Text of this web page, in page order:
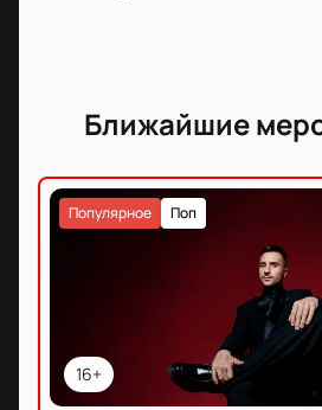
Ближайшие
16+
Поп
Популярное